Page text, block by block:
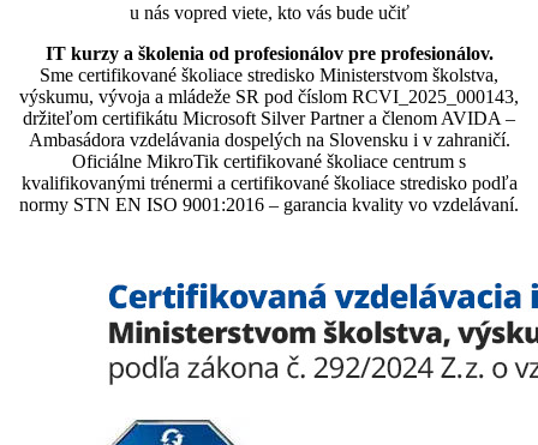
u nás vopred viete, kto vás bude učiť
IT kurzy a školenia od profesionálov pre profesionálov.
Sme certifikované školiace stredisko Ministerstvom školstva,
výskumu, vývoja a mládeže SR pod číslom RCVI_2025_000143,
držiteľom certifikátu Microsoft Silver Partner a členom AVIDA –
Ambasádora vzdelávania dospelých na Slovensku i v zahraničí.​​​​​​​​​​​​​​​​
Oficiálne MikroTik certifikované školiace centrum s
kvalifikovanými trénermi ​​​​​​​​​​a certifikované školiace stredisko podľa
normy STN EN ISO 9001:2016 – garancia kvality vo vzdelávaní.